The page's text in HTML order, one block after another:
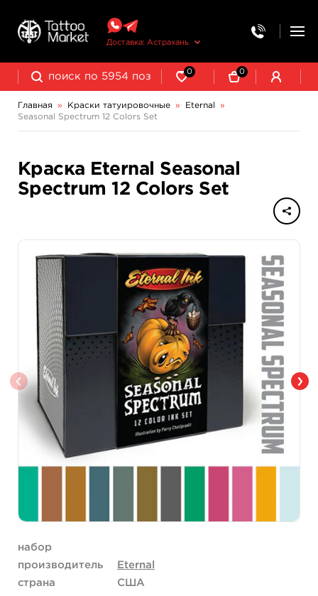
Доставка: Астрахань
0 0
Главная » Краски татуировочные » Eternal
»
Seasonal Spectrum 12 Colors Set
Краска Eternal Seasonal
Spectrum 12 Colors Set
набор
производитель
Eternal
страна
США